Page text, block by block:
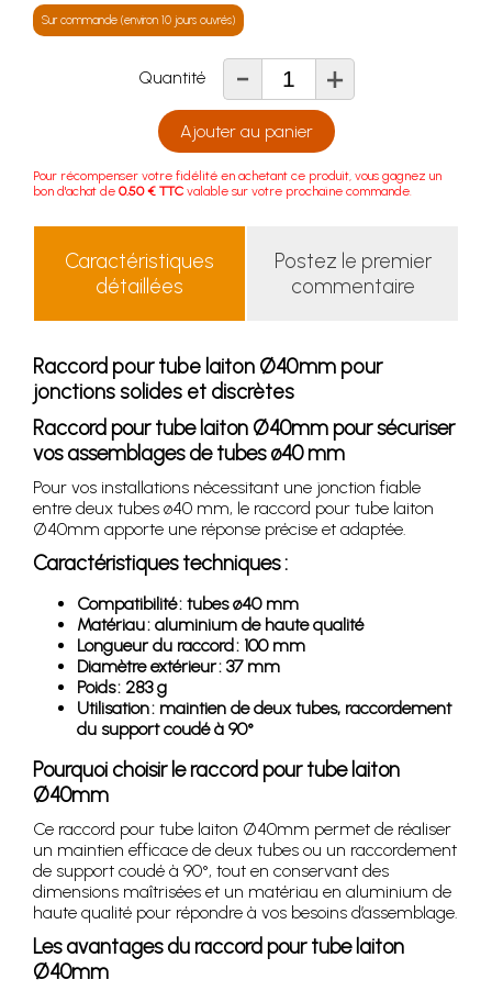
Sur commande (environ 10 jours ouvrés)
Quantité - +
Ajouter au panier
Pour récompenser votre fidélité en achetant ce produit, vous gagnez un
bon d'achat de 0.50 € TTC valable sur votre prochaine commande.
Caractéristiques
détaillées
Postez le premier
commentaire
Raccord pour tube laiton Ø40mm pour
jonctions solides et discrètes
Raccord pour tube laiton Ø40mm pour sécuriser
vos assemblages de tubes ø40 mm
Pour vos installations nécessitant une jonction fiable
entre deux tubes ø40 mm, le raccord pour tube laiton
Ø40mm apporte une réponse précise et adaptée.
Caractéristiques techniques :
Compatibilité : tubes ø40 mm
Matériau : aluminium de haute qualité
Longueur du raccord : 100 mm
Diamètre extérieur : 37 mm
Poids : 283 g
Utilisation : maintien de deux tubes, raccordement
du support coudé à 90°
Pourquoi choisir le raccord pour tube laiton
Ø40mm
Ce raccord pour tube laiton Ø40mm permet de réaliser
un maintien efficace de deux tubes ou un raccordement
de support coudé à 90°, tout en conservant des
dimensions maîtrisées et un matériau en aluminium de
haute qualité pour répondre à vos besoins d’assemblage.
Les avantages du raccord pour tube laiton
Ø40mm